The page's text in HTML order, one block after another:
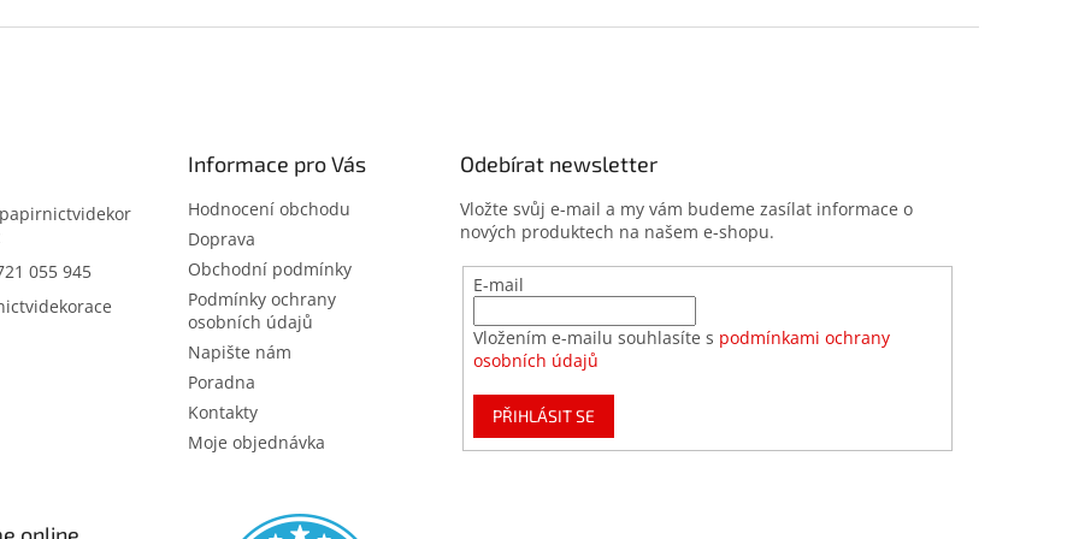
papirnictvidekor
055 945
Informace pro Vás
Hodnocení obchodu
Doprava
Obchodní podmínky
Podmínky ochrany
osobních údajů
Napište nám
Poradna
Kontakty
Moje objednávka
Odebírat newsletter
Vložte svůj e-mail a my vám budeme zasílat informace o
nových produktech na našem e-shopu.
E-mail
Vložením e-mailu souhlasíte s podmínkami ochrany
osobních údajů
PŘIHLÁSIT SE